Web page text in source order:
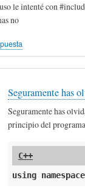
le intenté con
no
Seguramente has
Seguramente has
principio del
using namespace